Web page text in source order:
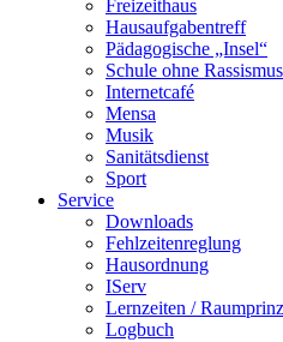
Freizeithaus
Hausaufgabentreff
Pädagogische „Insel“
Schule ohne
Internetcafé
Mensa
Musik
Sanitätsdienst
Sport
Service
Downloads
Fehlzeitenreglung
Hausordnung
IServ
Lernzeiten /
Logbuch